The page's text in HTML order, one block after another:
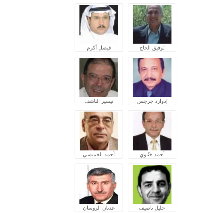
توفيق الحاج فيصل أكرم
إدوارد جرجس تيسير الناشف
أحمد ختّاوي أحمد الخميسي
خليل ناصيف عدنان الروسان